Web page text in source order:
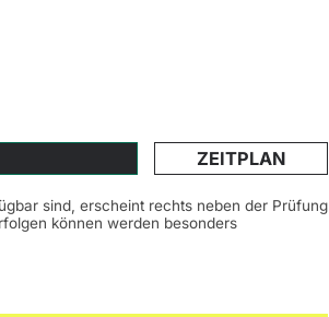
ZEITPLAN
sind, erscheint rechts neben der Prüfung
können werden besonders